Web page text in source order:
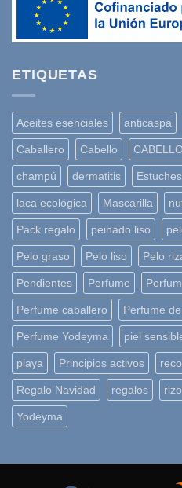
ETIQUETAS
Aceites esenciales anticaspa
Caballero Cabello
champú dermatitis
laca ecológica Mascarilla
Pack regalo peinado liso
Pelo graso Pelo liso Pelo
Pendientes Perfume
Perfume caballero Perfume
Perfume Yodeyma piel
playa Principios activos
Regalo Navidad regalos
Yodeyma